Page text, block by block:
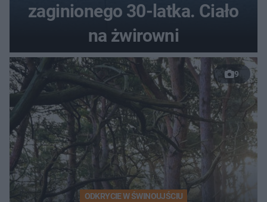
zaginionego 30-latka. Ciało
na żwirowni
9
ODKRYCIE W ŚWINOUJŚCIU